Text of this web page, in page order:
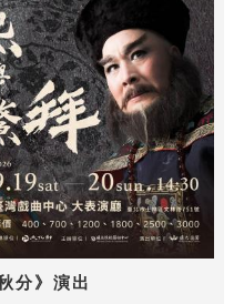
分》演出